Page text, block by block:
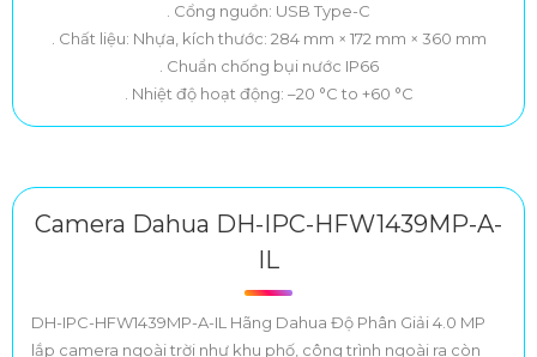
. Cổng nguồn: USB Type-C
. Chất liệu: Nhựa, kích thước: 284 mm × 172 mm × 360 mm
. Chuẩn chống bụi nước IP66
. Nhiệt độ hoạt động: –20 °C to +60 °C
Camera Dahua DH-IPC-HFW1439MP-A-
IL
DH-IPC-HFW1439MP-A-IL Hãng Dahua Độ Phân Giải 4.0 MP
lắp camera ngoài trời như khu phố, công trình ngoài ra còn